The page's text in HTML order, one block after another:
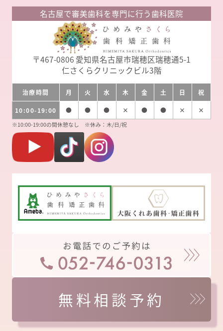
名古屋で審美歯科を専門に行う歯科医院
〒467-0806 愛知県名古屋市瑞穂区瑞穂通5-1
仁さくらクリニックビル3階
治療時間 月 火 水 木 金 土 日 祝
10:00-19:00 ● ● ● × ● ● × ×
※10:00-19:00の間休憩なし ※休み：木/日/祝
無料相談予約